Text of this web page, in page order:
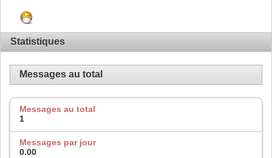
Statistiques
Messages au total
Messages au total
1
Messages par jour
0.00